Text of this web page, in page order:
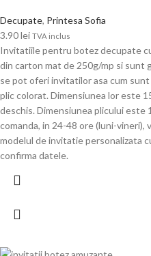
Decupate, Printesa Sofia
3.90lei TVA inclus
Invitatiile pentru botez decupate
din carton mat de 250g/mp si sunt
se pot oferi invitatilor asa cum
plic colorat. Dimensiunea lor este
deschis. Dimensiunea plicului este
comanda, in 24-48 ore (luni-vineri),
modelul de invitatie personalizata
confirma datele.